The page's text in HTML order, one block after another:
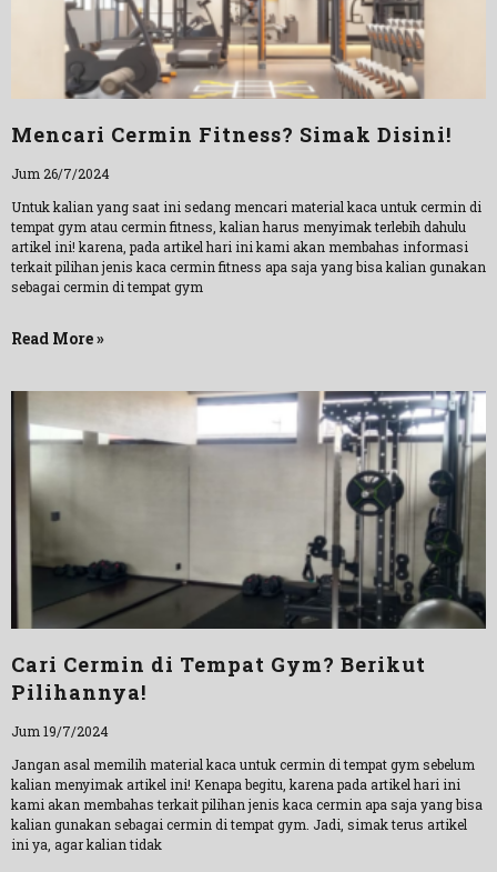
Mencari Cermin Fitness? Simak Disini!
Jum 26/7/2024
Untuk kalian yang saat ini sedang mencari material kaca untuk cermin di
tempat gym atau cermin fitness, kalian harus menyimak terlebih dahulu
artikel ini! karena, pada artikel hari ini kami akan membahas informasi
terkait pilihan jenis kaca cermin fitness apa saja yang bisa kalian gunakan
sebagai cermin di tempat gym
Read More »
Cari Cermin di Tempat Gym? Berikut
Pilihannya!
Jum 19/7/2024
Jangan asal memilih material kaca untuk cermin di tempat gym sebelum
kalian menyimak artikel ini! Kenapa begitu, karena pada artikel hari ini
kami akan membahas terkait pilihan jenis kaca cermin apa saja yang bisa
kalian gunakan sebagai cermin di tempat gym. Jadi, simak terus artikel
ini ya, agar kalian tidak